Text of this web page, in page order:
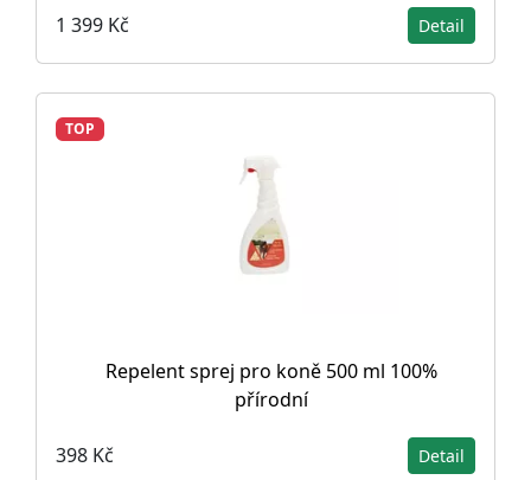
1 399 Kč Detail
TOP
Repelent sprej pro koně 500 ml 100%
přírodní
398 Kč Detail